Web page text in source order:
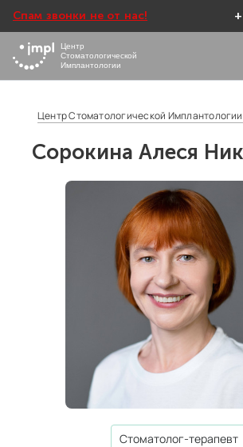
Спам звонки не от нас!
Центр
Стоматологической
Имплантологии
Центр Стоматологической Имплантологии
Сорокина Алеся
стоматолог-терапевт